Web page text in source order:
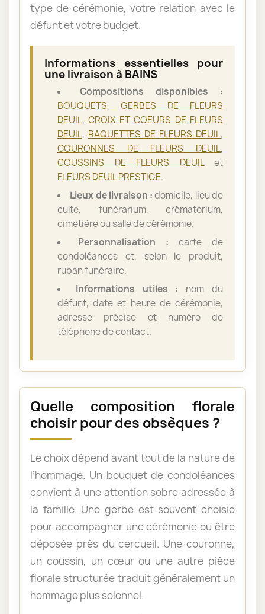
type de cérémonie, votre relation avec le
défunt et votre budget.
Informations essentielles pour
une livraison à BAINS
Compositions disponibles :
BOUQUETS, GERBES DE FLEURS
DEUIL,CROIX ET COEURS DE FLEURS
DEUIL, RAQUETTES DE FLEURS DEUIL,
COURONNES DE FLEURS DEUIL,
COUSSINS DE FLEURS DEUILet
FLEURS DEUIL PRESTIGE.
Lieux de livraison :domicile, lieu de
culte, funérarium, crématorium,
cimetière ou salle de cérémonie.
Personnalisation : carte de
condoléances et, selon le produit,
ruban funéraire.
Informations utiles : nom du
défunt, date et heure de cérémonie,
adresse précise et numéro de
téléphone de contact.
Quelle composition florale
choisir pour des obsèques ?
Le choix dépend avant tout de la nature de
l’hommage. Un bouquet de condoléances
convient à une attention sobre adressée à
la famille. Une gerbe est souvent choisie
pour accompagner une cérémonie ou être
déposée près du cercueil. Une couronne,
un coussin, un cœur ou une autre pièce
florale structurée traduit généralement un
hommage plus solennel.